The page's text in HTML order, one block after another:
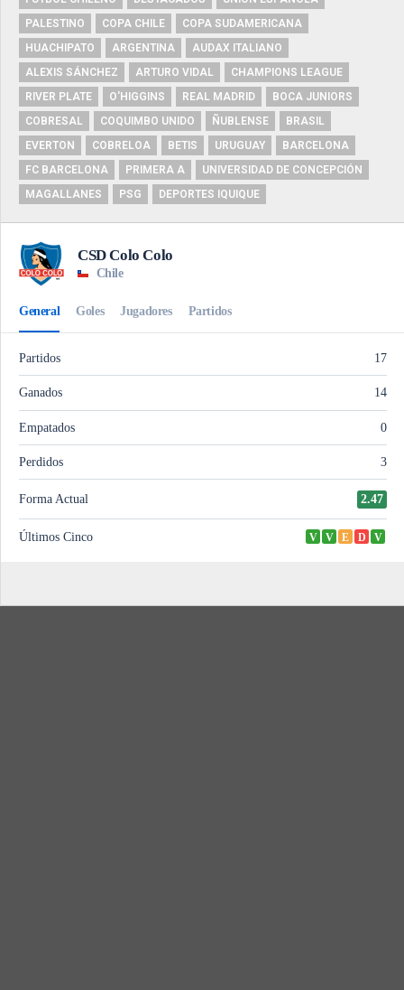
PALESTINO
COPA CHILE
COPA SUDAMERICANA
HUACHIPATO
ARGENTINA
AUDAX ITALIANO
ALEXIS SÁNCHEZ
ARTURO VIDAL
CHAMPIONS LEAGUE
RIVER PLATE
O'HIGGINS REAL MADRID
BOCA JUNIORS
COBRESAL
COQUIMBO UNIDO ÑUBLENSE
BRASIL
EVERTON
COBRELOA BETIS URUGUAY
BARCELONA
FC BARCELONA
PRIMERA A
UNIVERSIDAD DE CONCEPCIÓN
MAGALLANES
PSG DEPORTES IQUIQUE